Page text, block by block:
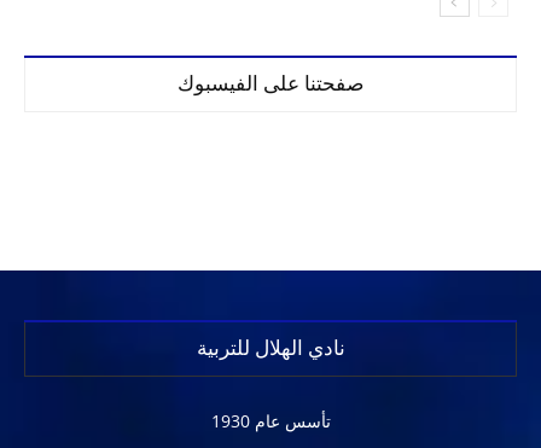
صفحتنا على الفيسبوك
نادي الهلال للتربية
تأسس عام 1930